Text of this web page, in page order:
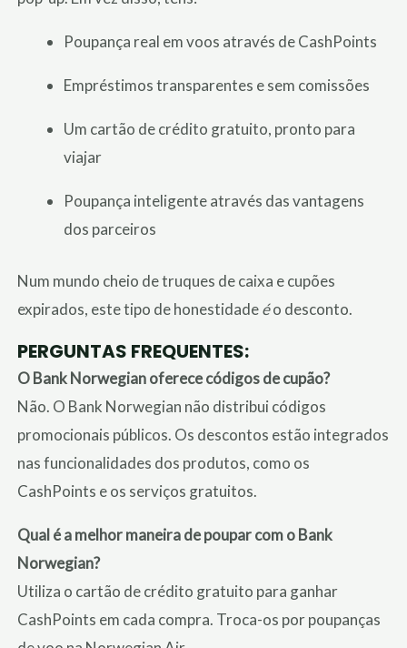
Poupança real em voos através de CashPoints
Empréstimos transparentes e sem comissões
Um cartão de crédito gratuito, pronto para
viajar
Poupança inteligente através das vantagens
dos parceiros
Num mundo cheio de truques de caixa e cupões
expirados, este tipo de honestidadeéo desconto.
PERGUNTAS FREQUENTES:
O Bank Norwegian oferece códigos de cupão?
Não. O Bank Norwegian não distribui códigos
promocionais públicos. Os descontos estão integrados
nas funcionalidades dos produtos, como os
CashPoints e os serviços gratuitos.
Qual é a melhor maneira de poupar com o Bank
Norwegian?
Utiliza o cartão de crédito gratuito para ganhar
CashPoints em cada compra. Troca-os por poupanças